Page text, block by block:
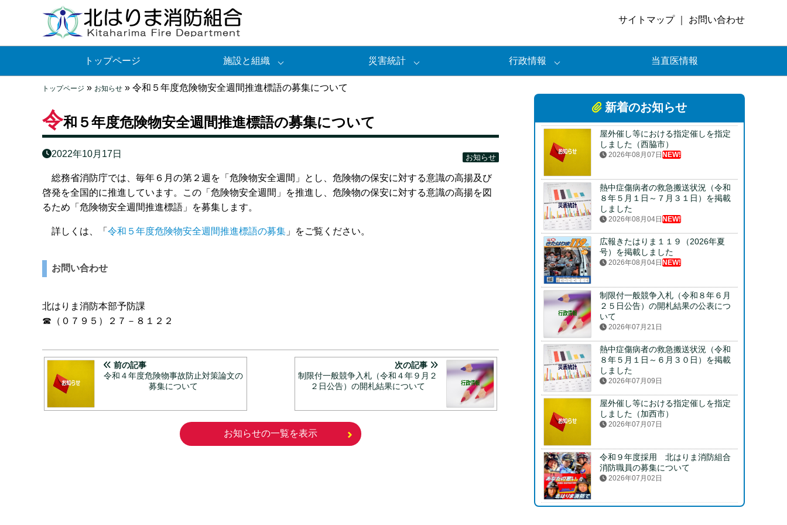
サイトマップ｜ お問い合わせ
トップページ 施設と組織 災害統計 行政情報 当直医情報
トップページ » お知らせ » 令和５年度危険物安全週間推進標語の募集について
令和５年度危険物安全週間推進標語の募集について
お知らせ
2022年10月17日
総務省消防庁では、毎年６月の第２週を「危険物安全週間」とし、危険物の保安に対する意識の高揚及び
啓発を全国的に推進しています。この「危険物安全週間」を推進し、危険物の保安に対する意識の高揚を図
るため「危険物安全週間推進標語」を募集します。
詳しくは、「 令和５年度危険物安全週間推進標語の募集 」をご覧ください。
お問い合わせ
北はりま消防本部予防課
☎（０７９５）２７－８１２２
前の記事
令和４年度危険物事故防止対策論文の
募集について
次の記事
制限付一般競争入札（令和４年９月２
２日公告）の開札結果について
お知らせの一覧を表示
新着のお知らせ
屋外催し等における指定催しを指定
しました（西脇市）
2026年08月07日 NEW!
熱中症傷病者の救急搬送状況（令和
８年５月１日～７月３１日）を掲載
しました
2026年08月04日 NEW!
広報きたはりま１１９（2026年夏
号）を掲載しました
2026年08月04日 NEW!
制限付一般競争入札（令和８年６月
２５日公告）の開札結果の公表につ
いて
2026年07月21日
熱中症傷病者の救急搬送状況（令和
８年５月１日～６月３０日）を掲載
しました
2026年07月09日
屋外催し等における指定催しを指定
しました（加西市）
2026年07月07日
令和９年度採用 北はりま消防組合
消防職員の募集について
2026年07月02日